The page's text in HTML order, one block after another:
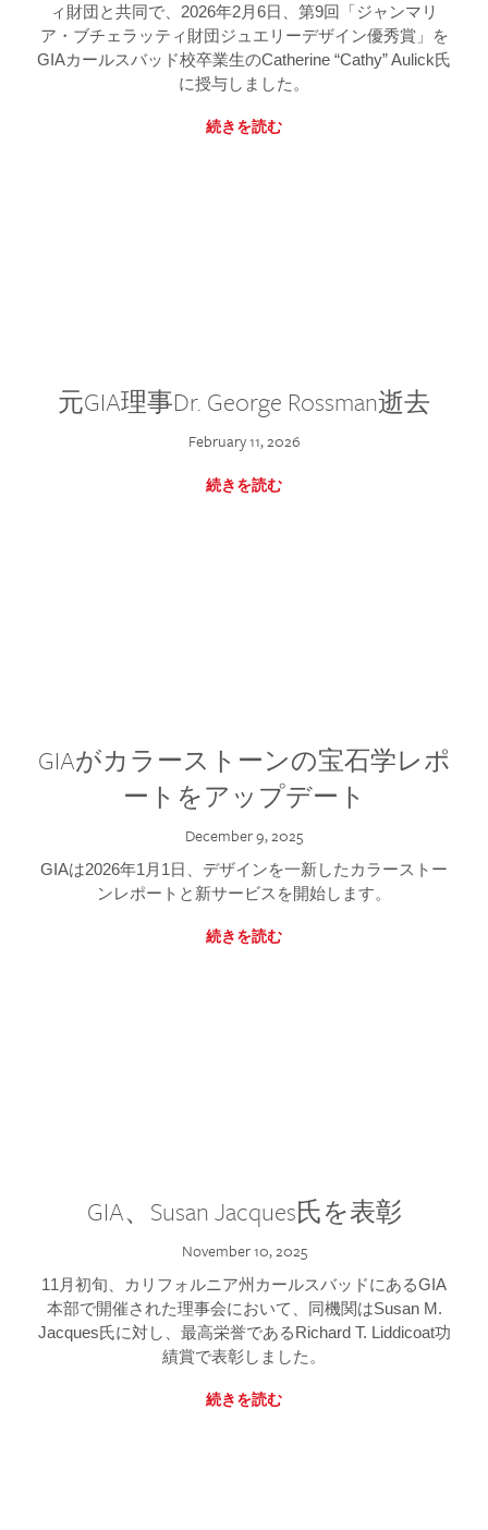
ィ財団と共同で、2026年2月6日、第9回「ジャンマリ
ア・ブチェラッティ財団ジュエリーデザイン優秀賞」を
GIAカールスバッド校卒業生のCatherine “Cathy” Aulick氏
に授与しました。
続きを読む
元GIA理事Dr. George Rossman逝去
February 11, 2026
続きを読む
GIAがカラーストーンの宝石学レポ
ートをアップデート
December 9, 2025
GIAは2026年1月1日、デザインを一新したカラーストー
ンレポートと新サービスを開始します。
続きを読む
GIA、Susan Jacques氏を表彰
November 10, 2025
11月初旬、カリフォルニア州カールスバッドにあるGIA
本部で開催された理事会において、同機関はSusan M.
Jacques氏に対し、最高栄誉であるRichard T. Liddicoat功
績賞で表彰しました。
続きを読む